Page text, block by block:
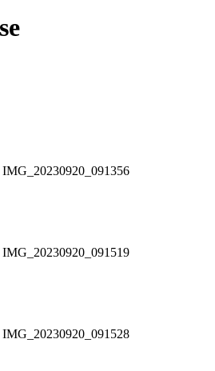
IMG_20230920_091356
IMG_20230920_091519
IMG_20230920_091528